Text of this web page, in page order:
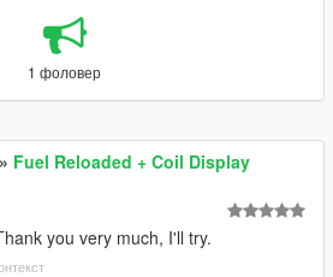
1 фоловер
» Fuel Reloaded + Coil Display
you very much, I'll try.